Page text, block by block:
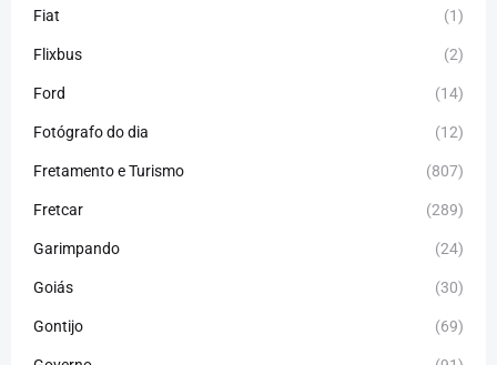
Fiat (1)
Flixbus (2)
Ford (14)
Fotógrafo do dia (12)
Fretamento e Turismo (807)
Fretcar (289)
Garimpando (24)
Goiás (30)
Gontijo (69)